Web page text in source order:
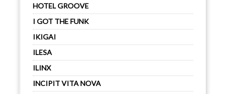
HOTEL GROOVE
I GOT THE FUNK
IKIGAI
ILESA
ILINX
INCIPIT VITA NOVA